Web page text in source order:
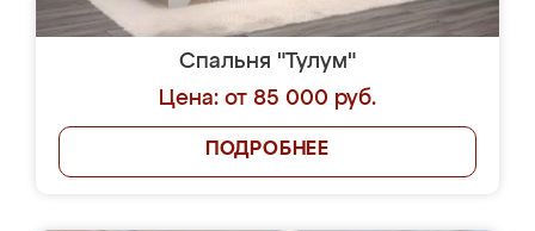
Спальня "Тулум"
Цена: от 85 000 руб.
ПОДРОБНЕЕ